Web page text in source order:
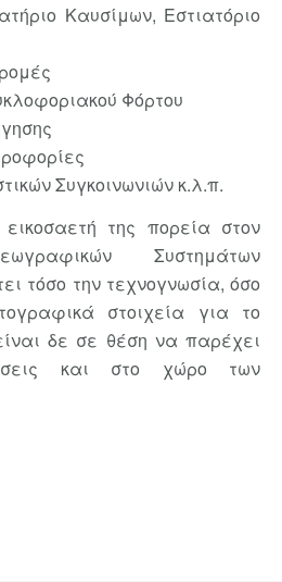
Καυσίμων, Εστιατόριο
Φόρτου
Συγκοινωνιών κ.λ.π.
της πορεία στον
Συστημάτων
τόσο την τεχνογνωσία, όσο
στοιχεία για το
δε σε θέση να παρέχει
και στο χώρο των